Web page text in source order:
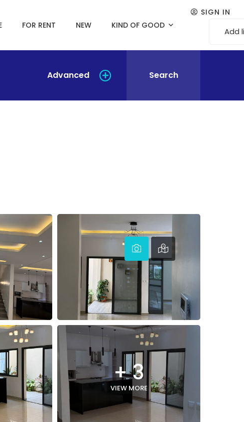
FOR RENT NEW KIND OF GOOD
SIGN IN
Add
Advanced Search
+ 3
VIEW MORE